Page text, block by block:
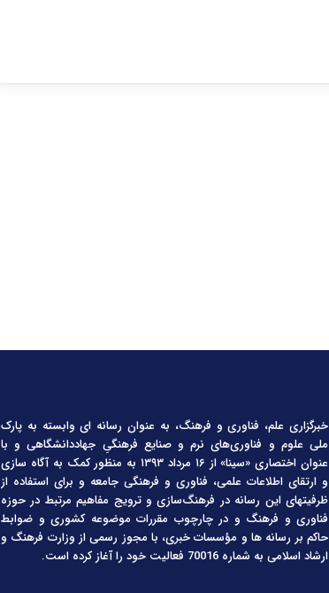
خبرگزاری علم، فناوری و فرهنگ، به عنوان رسانه ای وابسته به پارک
ملی علوم و فناوری‌های نرم و صنایع فرهنگیِ جهاددانشگاهی و با
عنوان اختصاری «سینا» از ۱۶ مرداد ۱۳۹۳ به منظور کمک به آگاه سازی
و ارتقای اطلاعات علمی، فناوری و فرهنگی جامعه و برای استفاده از
ظرفیتهای این رسانه در فرهنگ‌سازی و ترویج مفاهیم مرتبط در حوزه
فناوری و فرهنگ و در چارچوب مقررات موضوعه کشوری و ضوابط
حاکم بر رسانه ها و مؤسسات خبری، با مجوز رسمی از وزارت فرهنگ و
ارشاد اسلامی به شماره 70016 فعالیت خود را آغاز کرده است.